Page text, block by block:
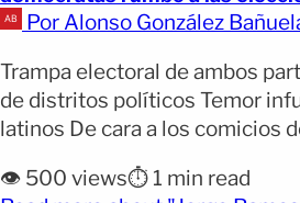
Por Alonso González
Trampa electoral de ambos
de distritos políticos Temor
latinos De cara a los comicios
Unidos se encuentra bajo una
👁️ 500 views⏱️ 1 min read